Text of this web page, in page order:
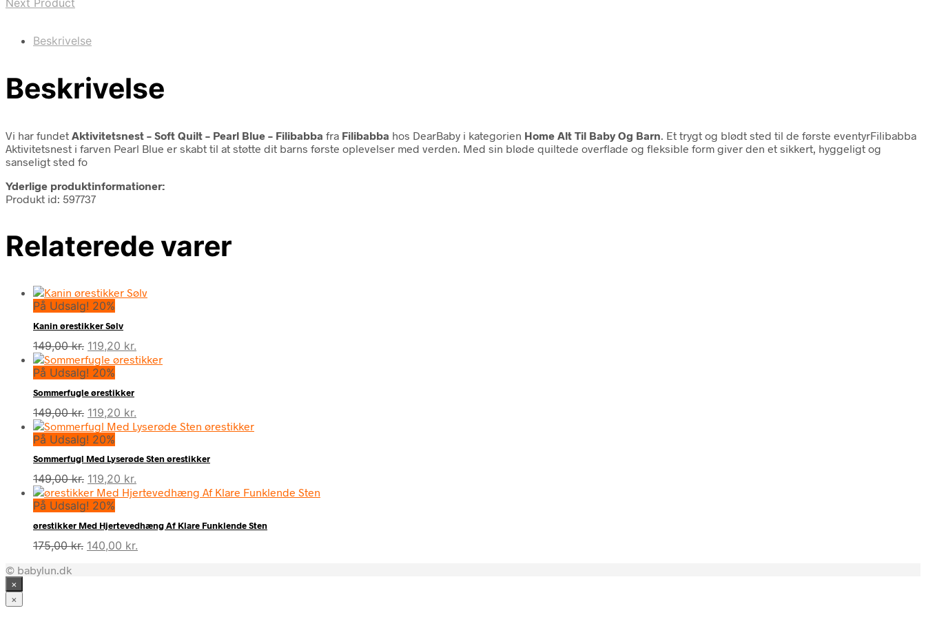
Beskrivelse
Beskrivelse
Vi har fundet Aktivitetsnest – Soft Quilt – Pearl Blue – Filibabba fra Filibabba hos DearBaby i kategorien Home Alt Til Baby Og Barn . Et trygt og blødt sted til de første eventyrFilibabba
Aktivitetsnest i farven Pearl Blue er skabt til at støtte dit barns første oplevelser med verden. Med sin bløde quiltede overflade og fleksible form giver den et sikkert, hyggeligt og
sanseligt sted fo
Yderlige produktinformationer:
Produkt id: 597737
Relaterede varer
På Udsalg! 20%
Kanin ørestikker Sølv
149,00kr. Den
oprindelige
pris
149,00 kr..
119,20 kr.
aktuelle
På Udsalg! 20%
Sommerfugle ørestikker
149,00kr. Den
oprindelige
pris
var:
149,00 kr..
119,20 kr.
aktuelle
er:
119,20 kr..
På Udsalg! 20%
Sommerfugl Med Lyserøde Sten ørestikker
149,00kr. Den
oprindelige
pris
var:
149,00 kr..
119,20 kr.
aktuelle
er:
119,20 kr..
På Udsalg! 20%
ørestikker Med Hjertevedhæng Af Klare Funklende Sten
175,00kr. Den
140,00 kr.
© babylun.dk
×
×